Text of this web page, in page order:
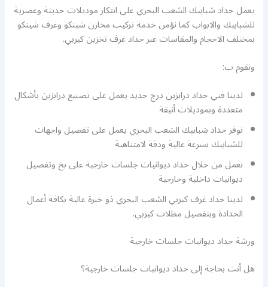
يعمل حداد شبابيك الشعب البحري على ابتكار موديلات حديثة وعصرية
للشبابيك والابواب كما نؤمن خدمة تركيب مخازن شينكو وغرف شينكو
بمختلف الاحجام والمقاسات عبر حداد غرف تخزين كيربي.
ونقوم ب:
لدينا فني حداد درابزين درج حديد يعمل على تصنيع درابزين بأشكال
متعددة وبموديلات أنيقة
نوفر حداد شبابيك الشعب البحري يعمل على تفصيل واجهات
للشبابيك بسرعة عالية ودقة لامتناهية
نعمل من خلال حداد ديوانيات جلسات خارجية على بخ وتفصيل
ديوانيات داخلية وخارجية
لدينا حداد غرف كيربي الشعب البحري ذو خبرة عالية بكافة أعمال
الحدادة وبتفصيل مظلات كيربي.
ورشة حداد ديوانيات جلسات خارجية
هل أنت بحاجة إلى حداد ديوانيات جلسات خارجية؟